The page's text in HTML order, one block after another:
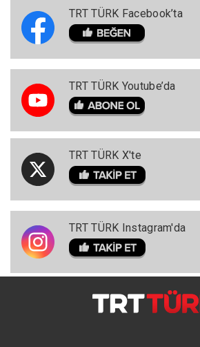
TRT TÜRK Facebook’ta
TRT TÜRK Youtube’da
TRT TÜRK X'te
TRT TÜRK Instagram'da